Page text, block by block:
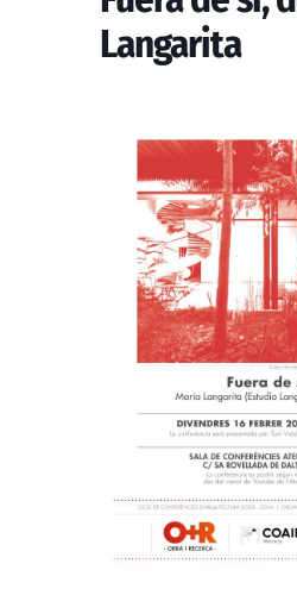
Langarita